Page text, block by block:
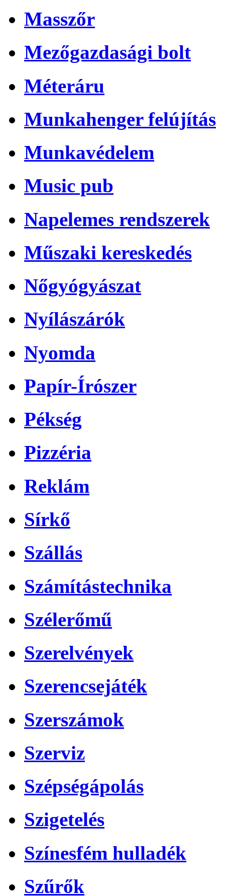
Masszőr
Mezőgazdasági bolt
Méteráru
Munkahenger felújítás
Munkavédelem
Music pub
Napelemes rendszerek
Műszaki kereskedés
Nőgyógyászat
Nyílászárók
Nyomda
Papír-Írószer
Pékség
Pizzéria
Reklám
Sírkő
Szállás
Számítástechnika
Szélerőmű
Szerelvények
Szerencsejáték
Szerszámok
Szerviz
Szépségápolás
Szigetelés
Színesfém hulladék
Szűrők